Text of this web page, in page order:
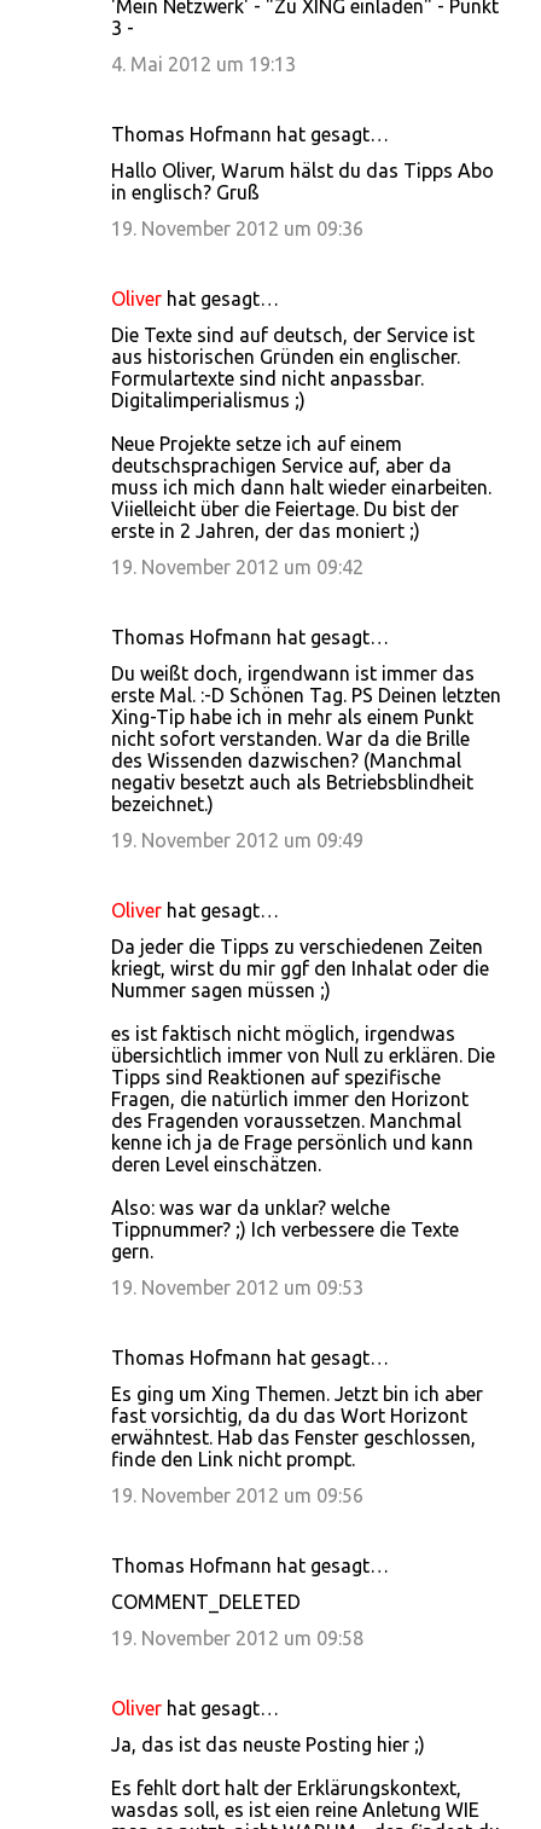
'Mein Netzwerk' - "Zu XING einladen" - Punkt
3 -
4. Mai 2012 um 19:13
Thomas Hofmann hat gesagt…
Hallo Oliver, Warum hälst du das Tipps Abo
in englisch? Gruß
19. November 2012 um 09:36
Oliver hat gesagt…
Die Texte sind auf deutsch, der Service ist
aus historischen Gründen ein englischer.
Formulartexte sind nicht anpassbar.
Digitalimperialismus ;)
Neue Projekte setze ich auf einem
deutschsprachigen Service auf, aber da
muss ich mich dann halt wieder einarbeiten.
Viielleicht über die Feiertage. Du bist der
erste in 2 Jahren, der das moniert ;)
19. November 2012 um 09:42
Thomas Hofmann hat gesagt…
Du weißt doch, irgendwann ist immer das
erste Mal. :-D Schönen Tag. PS Deinen letzten
Xing-Tip habe ich in mehr als einem Punkt
nicht sofort verstanden. War da die Brille
des Wissenden dazwischen? (Manchmal
negativ besetzt auch als Betriebsblindheit
bezeichnet.)
19. November 2012 um 09:49
Oliver hat gesagt…
Da jeder die Tipps zu verschiedenen Zeiten
kriegt, wirst du mir ggf den Inhalat oder die
Nummer sagen müssen ;)
es ist faktisch nicht möglich, irgendwas
übersichtlich immer von Null zu erklären. Die
Tipps sind Reaktionen auf spezifische
Fragen, die natürlich immer den Horizont
des Fragenden voraussetzen. Manchmal
kenne ich ja de Frage persönlich und kann
deren Level einschätzen.
Also: was war da unklar? welche
Tippnummer? ;) Ich verbessere die Texte
gern.
19. November 2012 um 09:53
Thomas Hofmann hat gesagt…
Es ging um Xing Themen. Jetzt bin ich aber
fast vorsichtig, da du das Wort Horizont
erwähntest. Hab das Fenster geschlossen,
finde den Link nicht prompt.
19. November 2012 um 09:56
Thomas Hofmann hat gesagt…
COMMENT_DELETED
19. November 2012 um 09:58
Oliver hat gesagt…
Ja, das ist das neuste Posting hier ;)
Es fehlt dort halt der Erklärungskontext,
wasdas soll, es ist eien reine Anletung WIE